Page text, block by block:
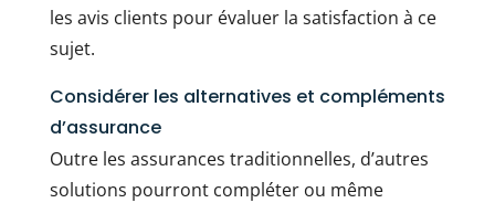
les avis clients pour évaluer la satisfaction à ce
sujet.
Considérer les alternatives et compléments
d’assurance
Outre les assurances traditionnelles, d’autres
solutions pourront compléter ou même